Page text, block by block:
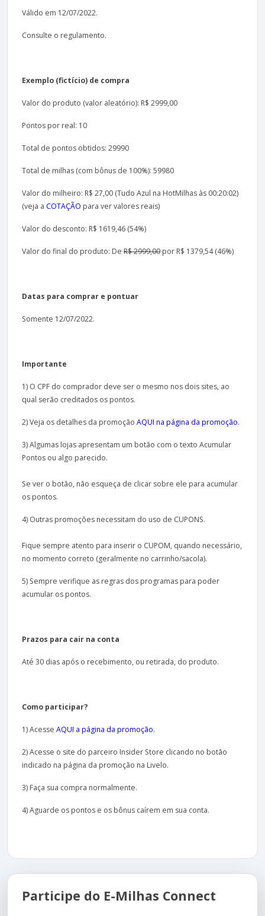
Válido em 12/07/2022.
Consulte o regulamento.
Exemplo (fictício) de compra
Valor do produto (valor aleatório): R$ 2999,00
Pontos por real: 10
Total de pontos obtidos: 29990
Total de milhas (com bônus de 100%): 59980
Valor do milheiro: R$ 27,00 (Tudo Azul na HotMilhas às 00:20:02)
(veja a COTAÇÃO para ver valores reais)
Valor do desconto: R$ 1619,46 (54%)
Valor do final do produto: De R$ 2999,00 por R$ 1379,54 (46%)
Datas para comprar e pontuar
Somente 12/07/2022.
Importante
1) O CPF do comprador deve ser o mesmo nos dois sites, ao
qual serão creditados os pontos.
2) Veja os detalhes da promoção AQUI na página da promoção.
3) Algumas lojas apresentam um botão com o texto Acumular
Pontos ou algo parecido.
Se ver o botão, não esqueça de clicar sobre ele para acumular
os pontos.
4) Outras promoções necessitam do uso de CUPONS.
Fique sempre atento para inserir o CUPOM, quando necessário,
no momento correto (geralmente no carrinho/sacola).
5) Sempre verifique as regras dos programas para poder
acumular os pontos.
Prazos para cair na conta
Até 30 dias após o recebimento, ou retirada, do produto.
Como participar?
1) Acesse AQUI a página da promoção.
2) Acesse o site do parceiro Insider Store clicando no botão
indicado na página da promoção na Livelo.
3) Faça sua compra normalmente.
4) Aguarde os pontos e os bônus caírem em sua conta.
Participe do E-Milhas Connect